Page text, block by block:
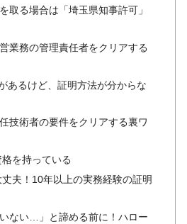
取る場合は「埼玉県知事許可」
業務の管理責任者をクリアする
あるけど、証明方法が分からな
技術者の要件をクリアする裏ワ
を持っている
夫！10年以上の実務経験の証明
いない…」と諦める前に！ハロー